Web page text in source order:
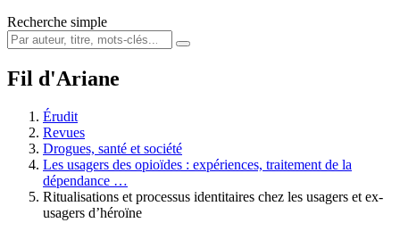
Recherche simple
Fil d'Ariane
Érudit
Revues
Drogues, santé et société
Les usagers des opioïdes : expériences, traitement de la
dépendance …
Ritualisations et processus identitaires chez les usagers et ex-
usagers d’héroïne